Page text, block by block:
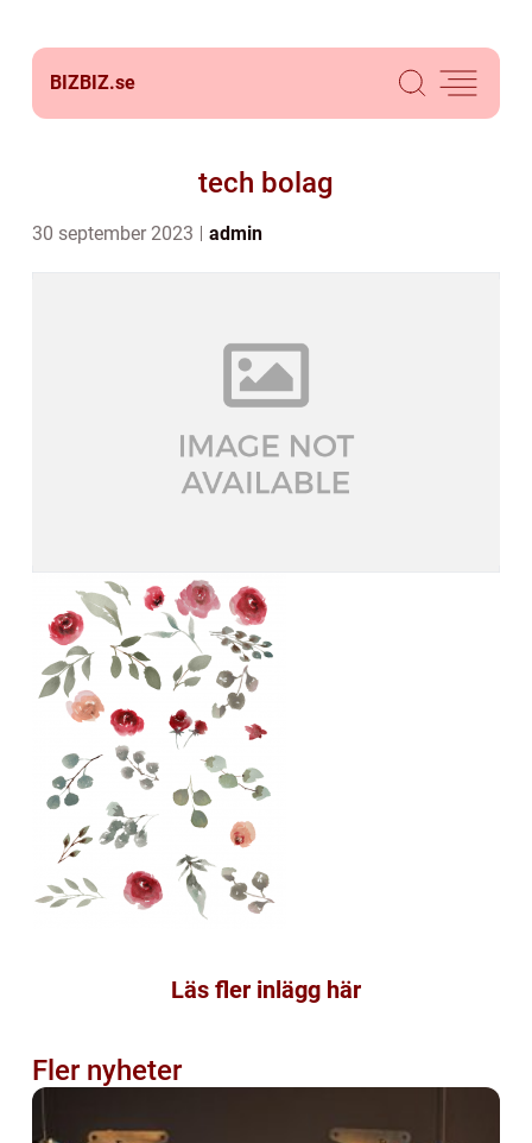
BIZBIZ.se
tech bolag
30 september 2023 admin
Läs fler inlägg här
Fler nyheter